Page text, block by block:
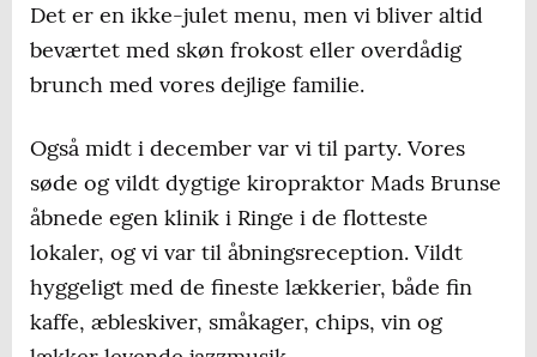
Det er en ikke-julet menu, men vi bliver altid
beværtet med skøn frokost eller overdådig
brunch med vores dejlige familie.
Også midt i december var vi til party. Vores
søde og vildt dygtige kiropraktor Mads Brunse
åbnede egen klinik i Ringe i de flotteste
lokaler, og vi var til åbningsreception. Vildt
hyggeligt med de fineste lækkerier, både fin
kaffe, æbleskiver, småkager, chips, vin og